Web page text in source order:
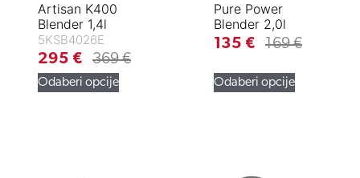
Artisan K400
Blender 1,4l
5KSB4026E
369€
295 €
Odaberi opcije
Pure Power
Blender 2,0l
169€
135 €
Odaberi opcije